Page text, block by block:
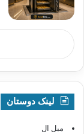
لینک دوستان
مبل ال